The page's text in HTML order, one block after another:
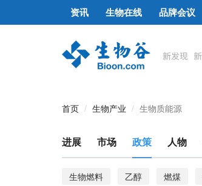
资讯 生物在线 品牌会议
首页 生物产业 生物质能源
进展 市场 政策 人物
生物燃料 乙醇 燃煤